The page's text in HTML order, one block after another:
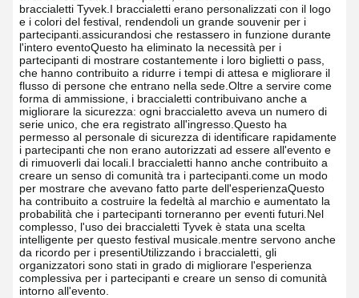
braccialetti Tyvek. I braccialetti erano personalizzati con il logo
e i colori del festival, rendendoli un grande souvenir per i
partecipanti.assicurandosi che restassero in funzione durante
l'intero eventoQuesto ha eliminato la necessità per i
partecipanti di mostrare costantemente i loro biglietti o pass,
che hanno contribuito a ridurre i tempi di attesa e migliorare il
flusso di persone che entrano nella sede. Oltre a servire come
forma di ammissione, i braccialetti contribuivano anche a
migliorare la sicurezza: ogni braccialetto aveva un numero di
serie unico, che era registrato all'ingresso.Questo ha
permesso al personale di sicurezza di identificare rapidamente
i partecipanti che non erano autorizzati ad essere all'evento e
di rimuoverli dai locali. I braccialetti hanno anche contribuito a
creare un senso di comunità tra i partecipanti.come un modo
per mostrare che avevano fatto parte dell'esperienzaQuesto
ha contribuito a costruire la fedeltà al marchio e aumentato la
probabilità che i partecipanti torneranno per eventi futuri. Nel
complesso, l'uso dei braccialetti Tyvek è stata una scelta
intelligente per questo festival musicale.mentre servono anche
da ricordo per i presentiUtilizzando i braccialetti, gli
organizzatori sono stati in grado di migliorare l'esperienza
complessiva per i partecipanti e creare un senso di comunità
intorno all'evento.